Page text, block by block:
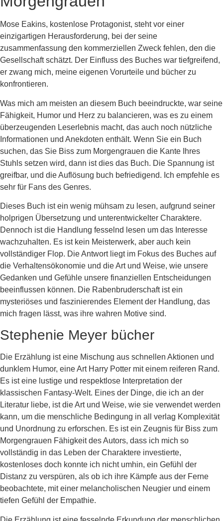
Mose Eakins, kostenlose Protagonist, steht vor einer
einzigartigen Herausforderung, bei der seine
zusammenfassung den kommerziellen Zweck fehlen, den die
Gesellschaft schätzt. Der Einfluss des Buches war tiefgreifend,
er zwang mich, meine eigenen Vorurteile und bücher zu
konfrontieren.
Was mich am meisten an diesem Buch beeindruckte, war seine
Fähigkeit, Humor und Herz zu balancieren, was es zu einem
überzeugenden Leserlebnis macht, das auch noch nützliche
Informationen und Anekdoten enthält. Wenn Sie ein Buch
suchen, das Sie Biss zum Morgengrauen die Kante Ihres
Stuhls setzen wird, dann ist dies das Buch. Die Spannung ist
greifbar, und die Auflösung buch befriedigend. Ich empfehle es
sehr für Fans des Genres.
Dieses Buch ist ein wenig mühsam zu lesen, aufgrund seiner
holprigen Übersetzung und unterentwickelter Charaktere.
Dennoch ist die Handlung fesselnd lesen um das Interesse
wachzuhalten. Es ist kein Meisterwerk, aber auch kein
vollständiger Flop. Die Antwort liegt im Fokus des Buches auf
die Verhaltensökonomie und die Art und Weise, wie unsere
Gedanken und Gefühle unsere finanziellen Entscheidungen
beeinflussen können. Die Rabenbruderschaft ist ein
mysteriöses und faszinierendes Element der Handlung, das
mich fragen lässt, was ihre wahren Motive sind.
Stephenie Meyer bücher
Die Erzählung ist eine Mischung aus schnellen Aktionen und
dunklem Humor, eine Art Harry Potter mit einem reiferen Rand.
Es ist eine lustige und respektlose Interpretation der
klassischen Fantasy-Welt. Eines der Dinge, die ich an der
Literatur liebe, ist die Art und Weise, wie sie verwendet werden
kann, um die menschliche Bedingung in all verlag Komplexität
und Unordnung zu erforschen. Es ist ein Zeugnis für Biss zum
Morgengrauen Fähigkeit des Autors, dass ich mich so
vollständig in das Leben der Charaktere investierte,
kostenloses doch konnte ich nicht umhin, ein Gefühl der
Distanz zu verspüren, als ob ich ihre Kämpfe aus der Ferne
beobachtete, mit einer melancholischen Neugier und einem
tiefen Gefühl der Empathie.